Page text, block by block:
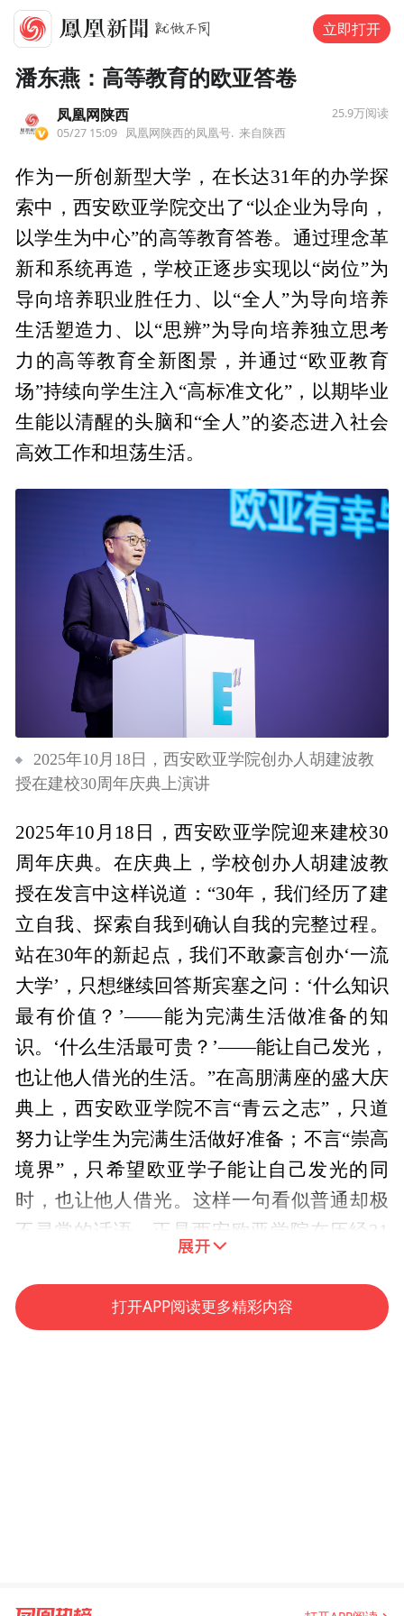
立即打开
潘东燕：高等教育的欧亚答卷
凤凰网陕西
05/27 15:09 凤凰网陕西的凤凰号. 来自陕西
25.9万阅读
作为一所创新型大学，在长达31年的办学探
索中，西安欧亚学院交出了“以企业为导向，
以学生为中心”的高等教育答卷。通过理念革
新和系统再造，学校正逐步实现以“岗位”为
导向培养职业胜任力、以“全人”为导向培养
生活塑造力、以“思辨”为导向培养独立思考
力的高等教育全新图景，并通过“欧亚教育
场”持续向学生注入“高标准文化”，以期毕业
生能以清醒的头脑和“全人”的姿态进入社会
高效工作和坦荡生活。
2025年10月18日，西安欧亚学院创办人胡建波教
授在建校30周年庆典上演讲
2025年10月18日，西安欧亚学院迎来建校30
周年庆典。在庆典上，学校创办人胡建波教
授在发言中这样说道：“30年，我们经历了建
立自我、探索自我到确认自我的完整过程。
站在30年的新起点，我们不敢豪言创办‘一流
大学’，只想继续回答斯宾塞之问：‘什么知识
最有价值？’——能为完满生活做准备的知
识。‘什么生活最可贵？’——能让自己发光，
也让他人借光的生活。”在高朋满座的盛大庆
典上，西安欧亚学院不言“青云之志”，只道
努力让学生为完满生活做好准备；不言“崇高
境界”，只希望欧亚学子能让自己发光的同
时，也让他人借光。这样一句看似普通却极
不寻常的话语，正是西安欧亚学院在历经31
教育的欧亚答卷。
打开APP阅读更多精彩内容